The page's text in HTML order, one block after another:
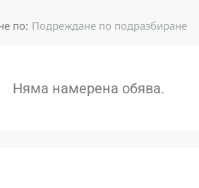
по: Подреждане по подразбиране
Няма намерена обява.